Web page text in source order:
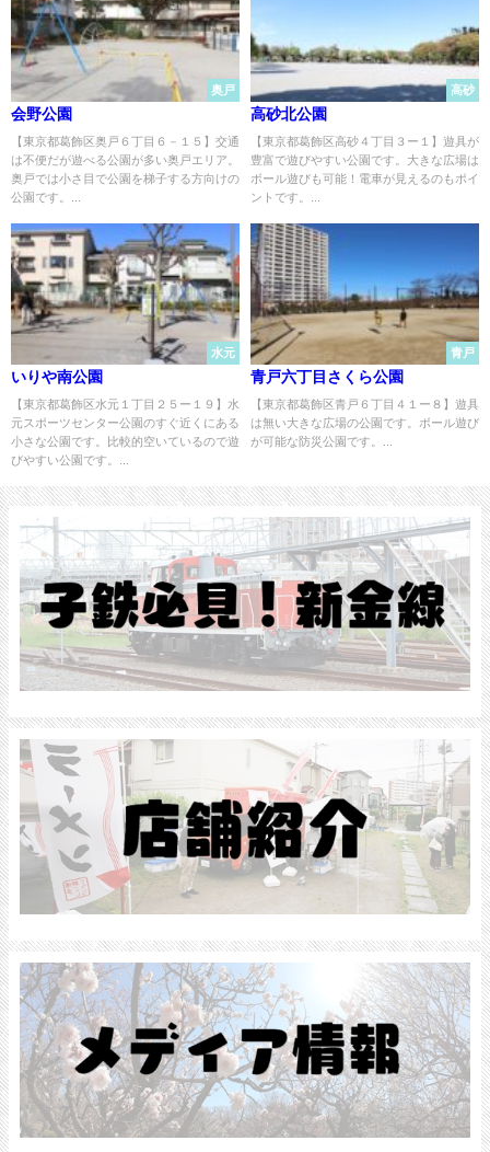
奥戸
会野公園
【東京都葛飾区奥戸６丁目６－１５】交通
は不便だが遊べる公園が多い奥戸エリア。
奥戸では小さ目で公園を梯子する方向けの
公園です。...
高砂
高砂北公園
【東京都葛飾区高砂４丁目３ー１】遊具が
豊富で遊びやすい公園です。大きな広場は
ボール遊びも可能！電車が見えるのもポイ
ントです。...
水元
いりや南公園
【東京都葛飾区水元１丁目２５ー１９】水
元スポーツセンター公園のすぐ近くにある
小さな公園です。比較的空いているので遊
びやすい公園です。...
青戸
青戸六丁目さくら公園
【東京都葛飾区青戸６丁目４１ー８】遊具
は無い大きな広場の公園です。ボール遊び
が可能な防災公園です。...